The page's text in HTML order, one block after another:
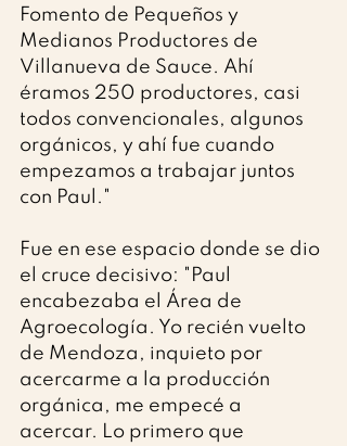
Fomento de Pequeños y
Medianos Productores de
Villanueva de Sauce. Ahí
éramos 250 productores, casi
todos convencionales, algunos
orgánicos, y ahí fue cuando
empezamos a trabajar juntos
con Paul."
Fue en ese espacio donde se dio
el cruce decisivo: "Paul
encabezaba el Área de
Agroecología. Yo recién vuelto
de Mendoza, inquieto por
acercarme a la producción
orgánica, me empecé a
acercar. Lo primero que